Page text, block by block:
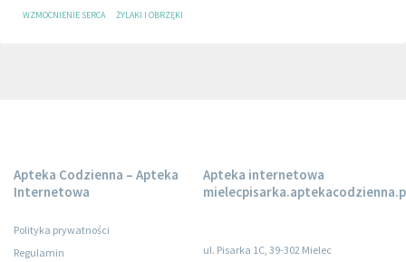
WZMOCNIENIE SERCA ŻYLAKI I OBRZĘKI
Apteka Codzienna – Apteka
Internetowa
Polityka prywatności
Regulamin
Apteka internetowa
ul. Pisarka 1C, 39-302 Mielec